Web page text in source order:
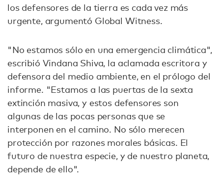
los defensores de la tierra es cada vez más
urgente, argumentó Global Witness.
"No estamos sólo en una emergencia climática",
escribió Vindana Shiva, la aclamada escritora y
defensora del medio ambiente, en el prólogo del
informe. "Estamos a las puertas de la sexta
extinción masiva, y estos defensores son
algunas de las pocas personas que se
interponen en el camino. No sólo merecen
protección por razones morales básicas. El
futuro de nuestra especie, y de nuestro planeta,
depende de ello".